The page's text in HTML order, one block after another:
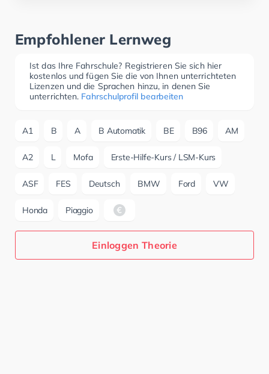
Empfohlener Lernweg
Ist das Ihre Fahrschule? Registrieren Sie sich hier
kostenlos und fügen Sie die von Ihnen unterrichteten
Lizenzen und die Sprachen hinzu, in denen Sie
unterrichten. Fahrschulprofil bearbeiten
A1 B A B Automatik BE B96 AM
A2 L Mofa Erste-Hilfe-Kurs / LSM-Kurs
ASF FES Deutsch BMW Ford VW
Honda Piaggio
Einloggen Theorie